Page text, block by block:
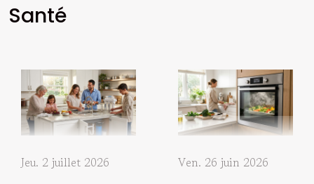
Santé
Jeu. 2 juillet 2026
Ven. 26 juin 2026